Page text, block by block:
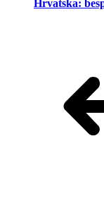
Hrvatska: